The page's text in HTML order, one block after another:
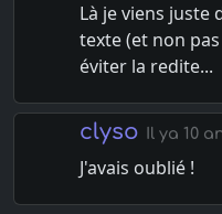
Là je viens juste
texte (et non
éviter la redite...
clyso Il ya 10
J'avais oublié !